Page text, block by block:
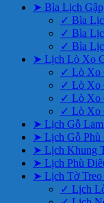
➤ Bìa Lịch Gập
✓ Bìa
✓ Bìa
✓ Bìa
➤ Lịch Lò Xo
✓ Lò Xo
✓ Lò Xo
✓ Lò Xo
✓ Lò Xo
➤ Lịch Gỗ
➤ Lịch Gỗ Phù
➤ Lịch Khung
➤ Lịch Phù
➤ Lịch Tờ Treo
✓ Lịch